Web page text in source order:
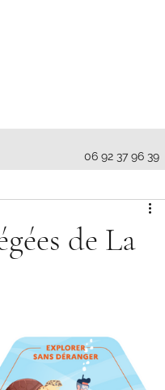
06 92 37 96 39
de La